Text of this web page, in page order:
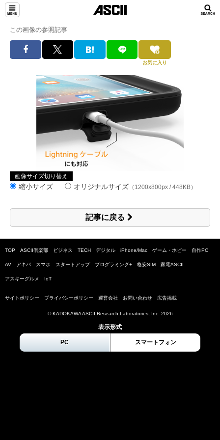
この画像の参照記事
お気に入り
画像サイズ切り替え
縮小サイズ オリジナルサイズ （1200x800px / 448KB）
記事に戻る
TOP ASCII倶楽部 ビジネス TECH デジタル iPhone/Mac ゲーム・ホビー 自作PC
AV アキバ スマホ スタートアップ プログラミング+ 格安SIM 家電ASCII
アスキーグルメ IoT
サイトポリシー プライバシーポリシー 運営会社 お問い合わせ 広告掲載
© KADOKAWA ASCII Research Laboratories, Inc. 2026
表示形式
PC スマートフォン